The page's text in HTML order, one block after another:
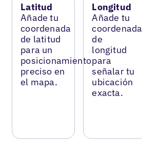
Latitud
Añade tu
coordenada
de latitud
para un
posicionamiento
preciso en
el mapa.
Longitud
Añade tu
coordenada
de
longitud
para
señalar tu
ubicación
exacta.